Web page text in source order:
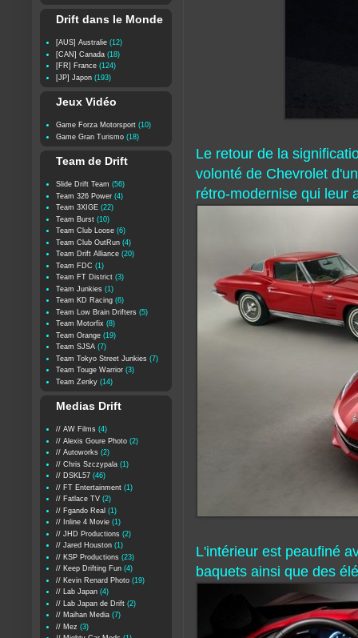
Le retour de la
volonté de Chevrolet
rétro-modernise qui leur
L'intérieur est peaufiné
baquets ainsi que des
Drift dans le Monde
[AUS] Australie (12)
[CAN] Canada (18)
[FR] France (124)
[JP] Japon (193)
Jeux Vidéo
Game Forza Motorsport (10)
Game Gran Turismo (18)
Team de Drift
Slide Drift Team (56)
Team 326 Power (4)
Team 3XIGE (22)
Team Burst (10)
Team Club Loose (6)
Team Club OutRun (4)
Team Drift Alliance (20)
Team FDC (1)
Team FT District (3)
Team Junkies (1)
Team KD Racing (6)
Team Low Brain Drifters (5)
Team Motorfix (8)
Team Orange (19)
Team SJSA (7)
Team Tokyo Street Junkies (7)
Team Touge Warrior (3)
Team Zenky (14)
Medias Drift
// AW Films (4)
// Alexis Goure Photo (2)
// Autoworks (2)
// Chris Szczypala (1)
// DSKL57 (46)
// FT Entertainment (1)
// Fatlace TV (2)
// Fgando Real (1)
// Inline 4 Movie (1)
// JHD Productions (2)
// Jared Houston (1)
// KSP Productions (23)
// Keep Drifting Fun (4)
// Kevin Renard Photo (19)
// Lab Japan (4)
// Lab Japan de Drift (2)
// Maihan Media (7)
// Mez (3)